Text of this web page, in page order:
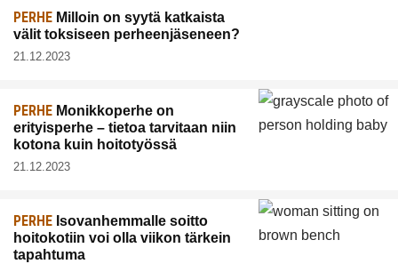
PERHE Milloin on syytä katkaista
välit toksiseen perheenjäseneen?
21.12.2023
PERHE Monikkoperhe on
erityisperhe – tietoa tarvitaan niin
kotona kuin hoitotyössä
21.12.2023
PERHE Isovanhemmalle soitto
hoitokotiin voi olla viikon tärkein
tapahtuma